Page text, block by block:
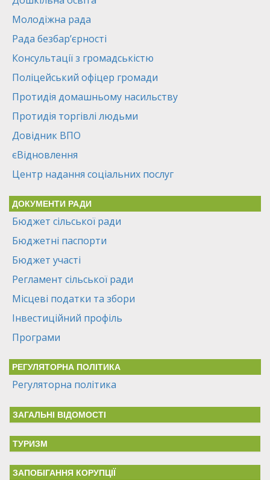
Молодіжна рада
Рада безбар’єрності
Консультації з громадськістю
Поліцейський офіцер громади
Протидія домашньому насильству
Протидія торгівлі людьми
Довідник ВПО
єВідновлення
Центр надання соціальних послуг
ДОКУМЕНТИ РАДИ
Бюджет сільської ради
Бюджетні паспорти
Бюджет участі
Регламент сільської ради
Місцеві податки та збори
Інвестиційний профіль
Програми
РЕГУЛЯТОРНА ПОЛІТИКА
Регуляторна політика
ЗАГАЛЬНІ ВІДОМОСТІ
ТУРИЗМ
ЗАПОБІГАННЯ КОРУПЦІЇ